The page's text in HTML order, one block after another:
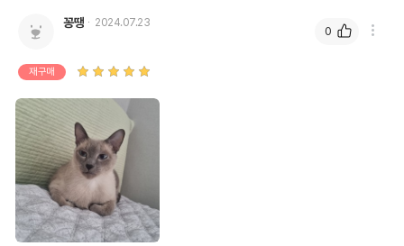
꽁땡 2024.07.23
재구매
0